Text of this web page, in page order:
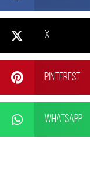
X
Pinterest
WhatsApp